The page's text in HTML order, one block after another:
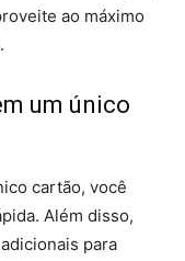
ao máximo
um único
cartão, você
Além disso,
para